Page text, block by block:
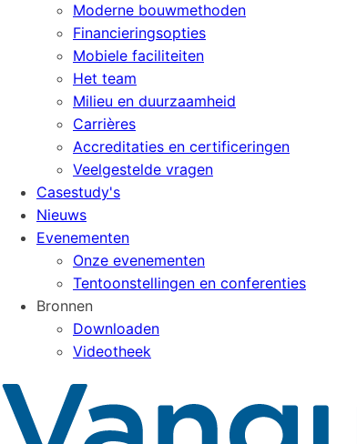
Moderne bouwmethoden
Financieringsopties
Mobiele faciliteiten
Het team
Milieu en duurzaamheid
Carrières
Accreditaties en certificeringen
Veelgestelde vragen
Casestudy's
Nieuws
Evenementen
Onze evenementen
Tentoonstellingen en conferenties
Bronnen
Downloaden
Videotheek